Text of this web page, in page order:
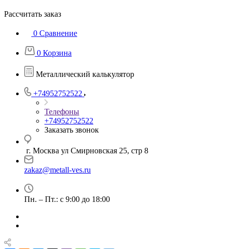
Рассчитать заказ
0 Сравнение
0 Корзина
Металлический калькулятор
+74952752522
Телефоны
+74952752522
Заказать звонок
г. Москва ул Смирновская 25, стр 8
zakaz@metall-ves.ru
Пн. – Пт.: с 9:00 до 18:00